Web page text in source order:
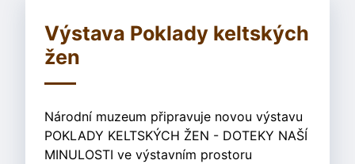
Výstava Poklady keltských
žen
Národní muzeum připravuje novou výstavu
POKLADY KELTSKÝCH ŽEN - DOTEKY NAŠÍ
MINULOSTI ve výstavním prostoru